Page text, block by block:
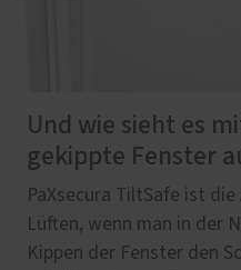
Und wie sieht es
gekippte Fenster
PaXsecura TiltSafe ist
Lüften, wenn man in der
Kippen der Fenster den